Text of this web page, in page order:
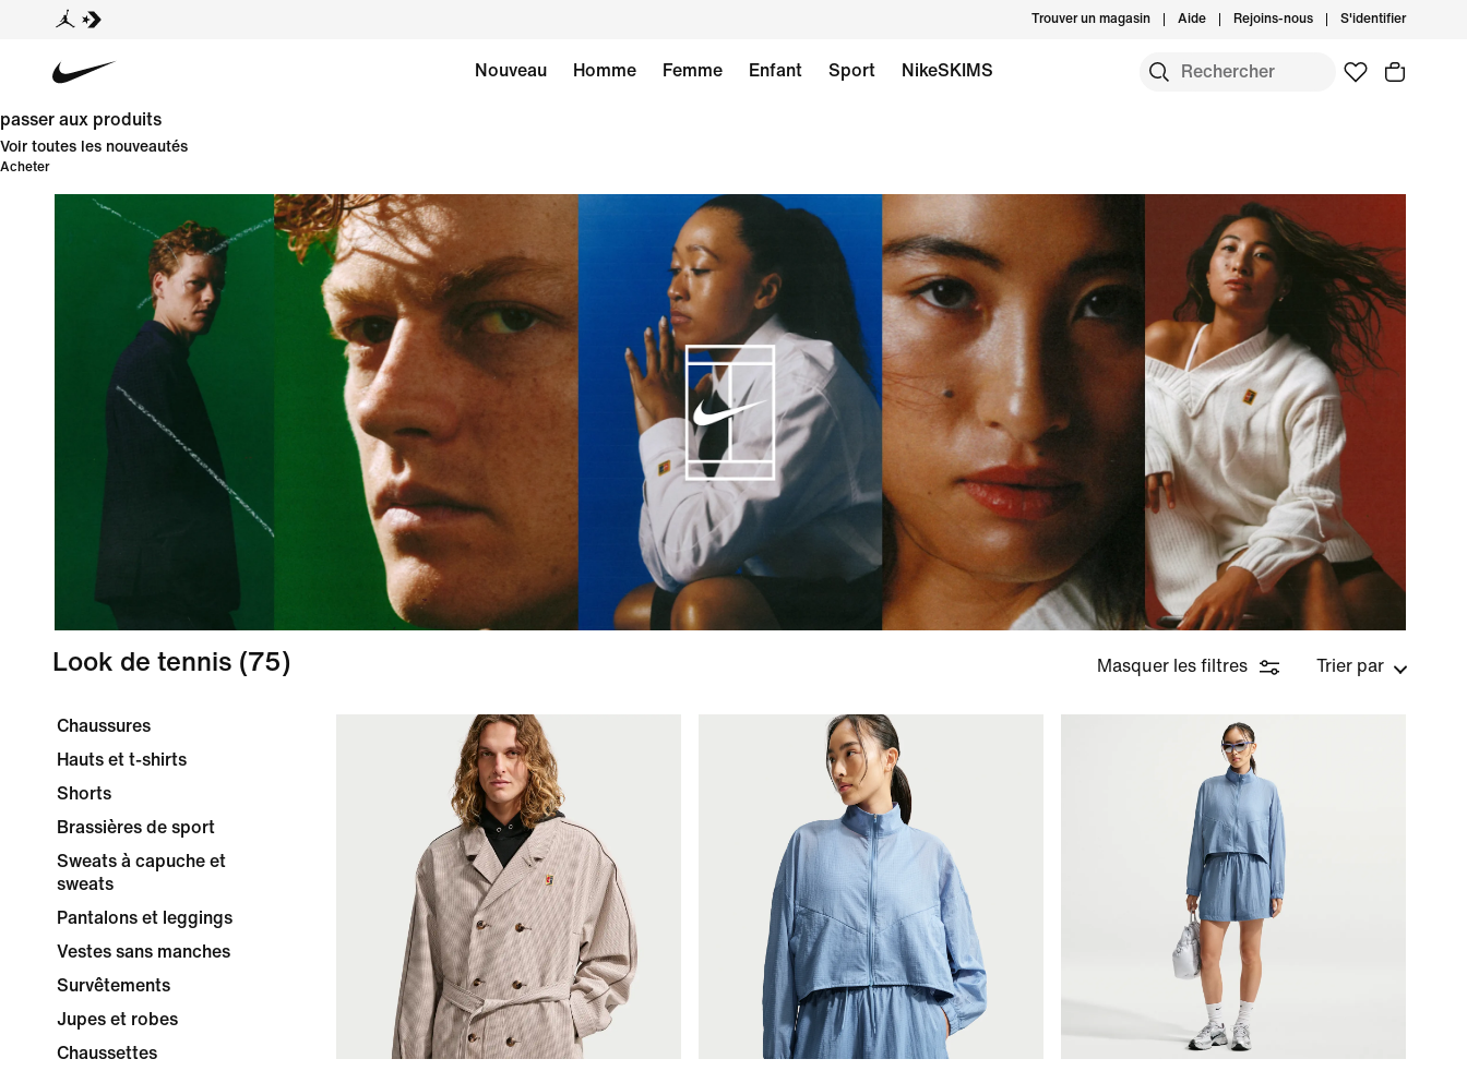
Trouver un magasin Aide Rejoins-nous S'identifier
Nouveau Homme Femme Enfant Sport NikeSKIMS
passer aux produits
Voir toutes les nouveautés
Acheter
Look de tennis (75) Masquer les filtres Trier par
Chaussures
Hauts et t-shirts
Shorts
Brassières de sport
Sweats à capuche et
sweats
Pantalons et leggings
Vestes sans manches
Survêtements
Jupes et robes
Chaussettes